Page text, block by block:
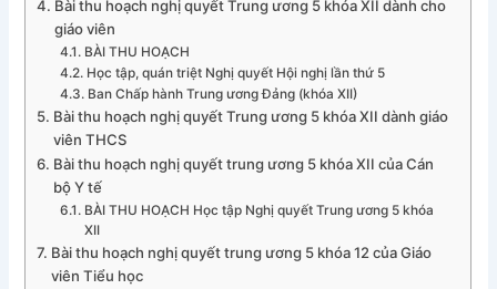
Bài thu hoạch nghị quyết Trung ương 5 khóa XII dành cho
giáo viên
BÀI THU HOẠCH
Học tập, quán triệt Nghị quyết Hội nghị lần thứ 5
Ban Chấp hành Trung ương Đảng (khóa XII)
Bài thu hoạch nghị quyết Trung ương 5 khóa XII dành giáo
viên THCS
Bài thu hoạch nghị quyết trung ương 5 khóa XII của Cán
bộ Y tế
BÀI THU HOẠCH Học tập Nghị quyết Trung ương 5 khóa
XII
Bài thu hoạch nghị quyết trung ương 5 khóa 12 của Giáo
viên Tiểu học